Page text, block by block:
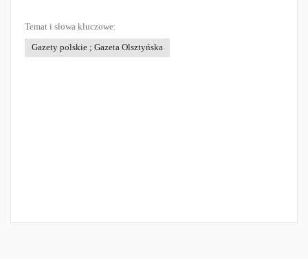
Temat i słowa kluczowe:
Gazety polskie ; Gazeta Olsztyńska